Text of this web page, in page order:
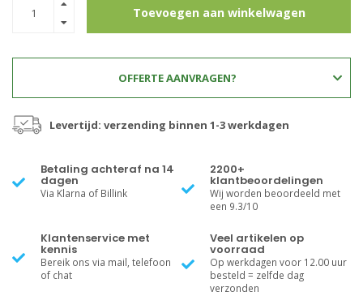
Toevoegen aan winkelwagen
OFFERTE AANVRAGEN?
Levertijd: verzending binnen 1-3 werkdagen
Betaling achteraf na 14
dagen
Via Klarna of Billink
2200+
klantbeoordelingen
Wij worden beoordeeld met
een 9.3/10
Klantenservice met
kennis
Bereik ons via mail, telefoon
of chat
Veel artikelen op
voorraad
Op werkdagen voor 12.00 uur
besteld = zelfde dag
verzonden